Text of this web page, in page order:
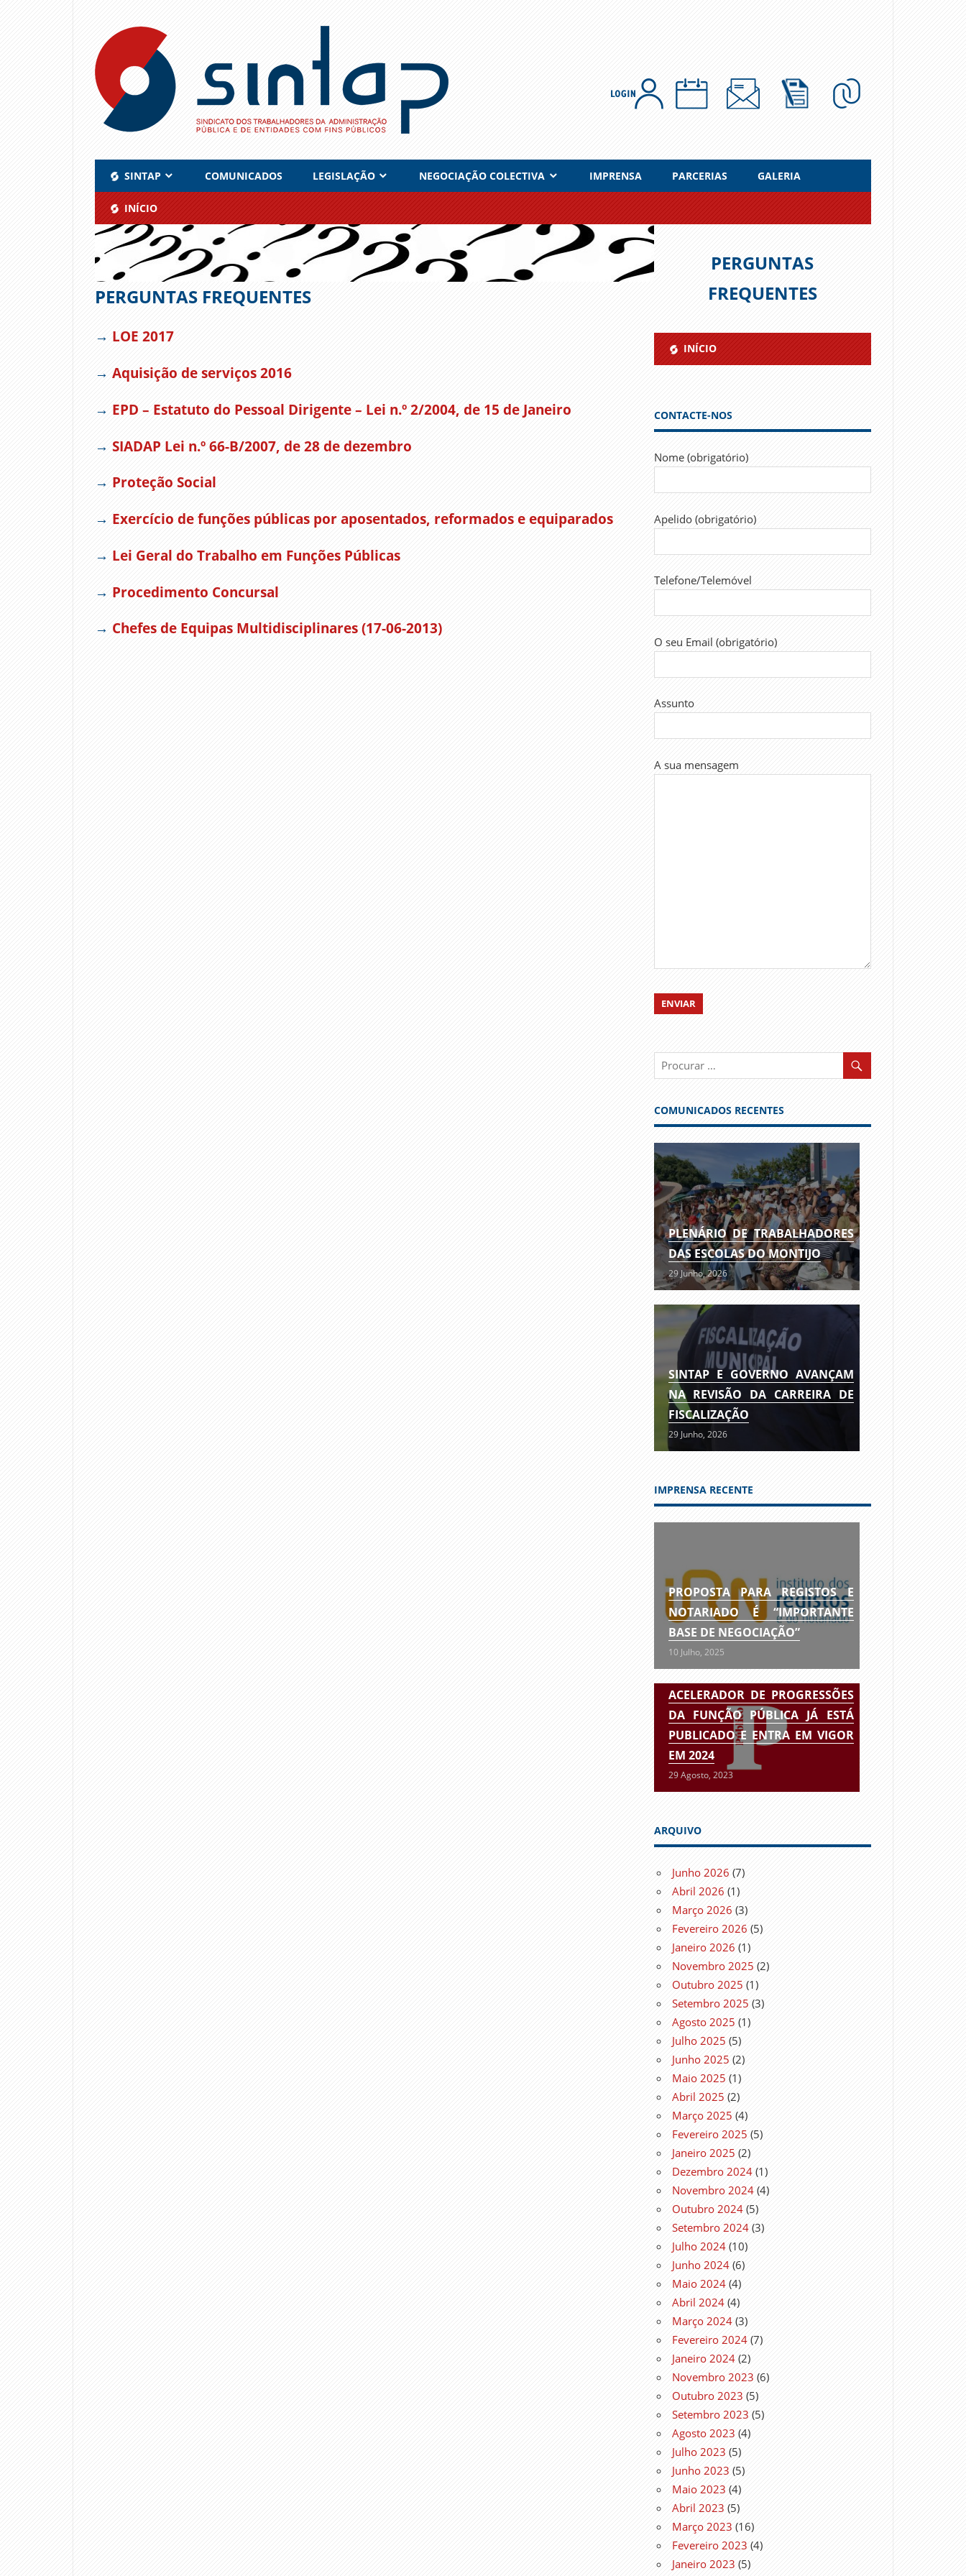
content
SINTAP COMUNICADOS LEGISLAÇÃO NEGOCIAÇÃO COLECTIVA IMPRENSA PARCERIAS GALERIA
INÍCIO
PERGUNTAS FREQUENTES
→ LOE 2017
→ Aquisição de serviços 2016
→ EPD – Estatuto do Pessoal Dirigente – Lei n.º 2/2004, de 15 de Janeiro
→ SIADAP Lei n.º 66-B/2007, de 28 de dezembro
→ Proteção Social
→ Exercício de funções públicas por aposentados, reformados e equiparados
→ Lei Geral do Trabalho em Funções Públicas
→ Procedimento Concursal
→ Chefes de Equipas Multidisciplinares (17-06-2013)
PERGUNTAS
FREQUENTES
INÍCIO
CONTACTE-NOS
Nome (obrigatório)
Apelido (obrigatório)
Telefone/Telemóvel
O seu Email (obrigatório)
Assunto
A sua mensagem
COMUNICADOS RECENTES
PLENÁRIO DE TRABALHADORES
DAS ESCOLAS DO MONTIJO
29 Junho, 2026
SINTAP E GOVERNO AVANÇAM
NA REVISÃO DA CARREIRA DE
FISCALIZAÇÃO
29 Junho, 2026
IMPRENSA RECENTE
PROPOSTA PARA REGISTOS E
NOTARIADO É “IMPORTANTE
BASE DE NEGOCIAÇÃO”
10 Julho, 2025
ACELERADOR DE PROGRESSÕES
DA FUNÇÃO PÚBLICA JÁ ESTÁ
PUBLICADO E ENTRA EM VIGOR
EM 2024
29 Agosto, 2023
ARQUIVO
Junho 2026 (7)
Abril 2026 (1)
Março 2026 (3)
Fevereiro 2026 (5)
Janeiro 2026 (1)
Novembro 2025 (2)
Outubro 2025 (1)
Setembro 2025 (3)
Agosto 2025 (1)
Julho 2025 (5)
Junho 2025 (2)
Maio 2025 (1)
Abril 2025 (2)
Março 2025 (4)
Fevereiro 2025 (5)
Janeiro 2025 (2)
Dezembro 2024 (1)
Novembro 2024 (4)
Outubro 2024 (5)
Setembro 2024 (3)
Julho 2024 (10)
Junho 2024 (6)
Maio 2024 (4)
Abril 2024 (4)
Março 2024 (3)
Fevereiro 2024 (7)
Janeiro 2024 (2)
Novembro 2023 (6)
Outubro 2023 (5)
Setembro 2023 (5)
Agosto 2023 (4)
Julho 2023 (5)
Junho 2023 (5)
Maio 2023 (4)
Abril 2023 (5)
Março 2023 (16)
Fevereiro 2023 (4)
Janeiro 2023 (5)